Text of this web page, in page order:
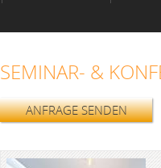
SEMINAR- &
ANFRAGE SENDEN